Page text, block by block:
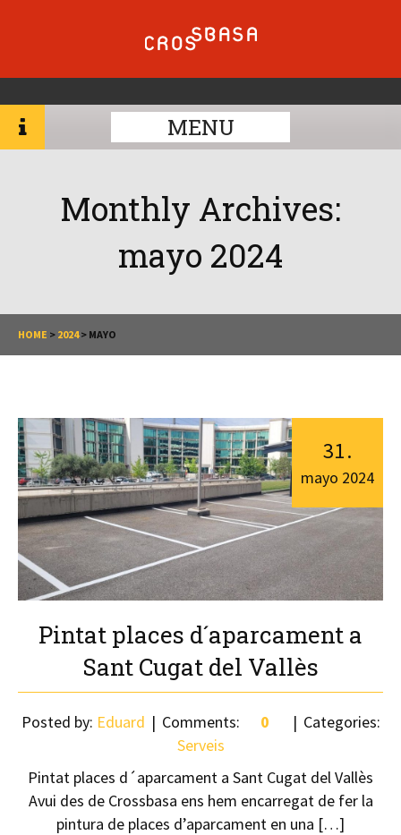
MENU
Monthly Archives:
mayo 2024
HOME > 2024 > MAYO
Pintat places d´aparcament a
Sant Cugat del Vallès
31.
mayo 2024
Posted by: Eduard Comments: 0
Categories:
Serveis
Pintat places d´aparcament a Sant Cugat del Vallès
Avui des de Crossbasa ens hem encarregat de fer la
pintura de places d’aparcament en una […]